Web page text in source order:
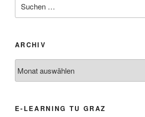
nach:
ARCHIV
E-LEARNING TU GRAZ